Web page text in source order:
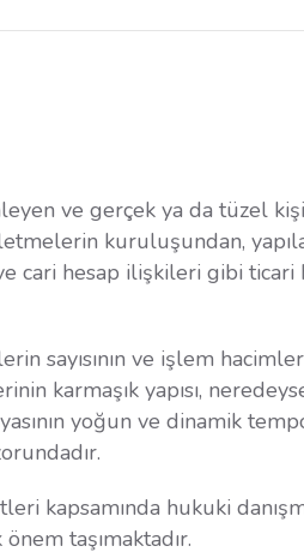
ve gerçek ya da tüzel
kuruluşundan,
cari hesap ilişkileri gibi
sayısının ve işlem
karmaşık yapısı,
yoğun ve dinamik
kapsamında hukuki
taşımaktadır.